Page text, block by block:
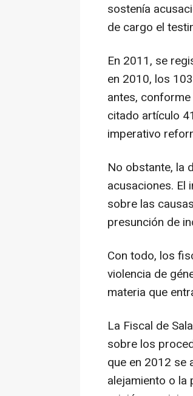
sostenía
de cargo el
En 2011, se
en 2010, los
antes,
citado artículo
imperativo
No obstante, la
acusaciones. El
sobre las
presunción de
Con todo, los
violencia de
materia que
La Fiscal de
sobre los
que en 2012 se
alejamiento o la